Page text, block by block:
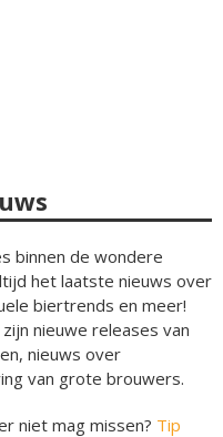
binnen de wondere
het laatste nieuws over
biertrends en meer!
nieuwe releases van
nieuws over
van grote brouwers.
niet mag missen? Tip